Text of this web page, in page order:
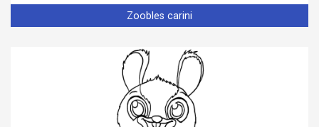
Zoobles carini